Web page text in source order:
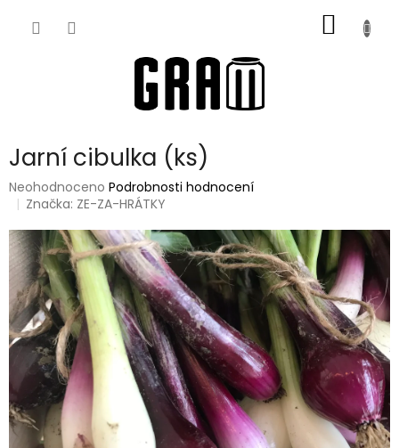
KOŠÍK
Jarní cibulka (ks)
Průměrné
hodnocení
je
0,0
z
hvězdiček.
Neohodnoceno Podrobnosti hodnocení
Značka: ZE-ZA-HRÁTKY